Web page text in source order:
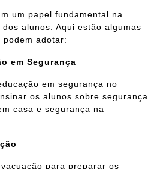
um papel fundamental na
alunos. Aqui estão algumas
podem adotar:
em Segurança
em segurança no
os alunos sobre segurança
casa e segurança na
para preparar os